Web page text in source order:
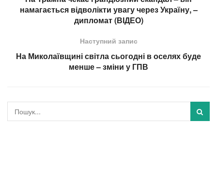
намагається відволікти увагу через Україну, –
дипломат (ВІДЕО)
Наступний запис
На Миколаївщині світла сьогодні в оселях буде
менше – зміни у ГПВ